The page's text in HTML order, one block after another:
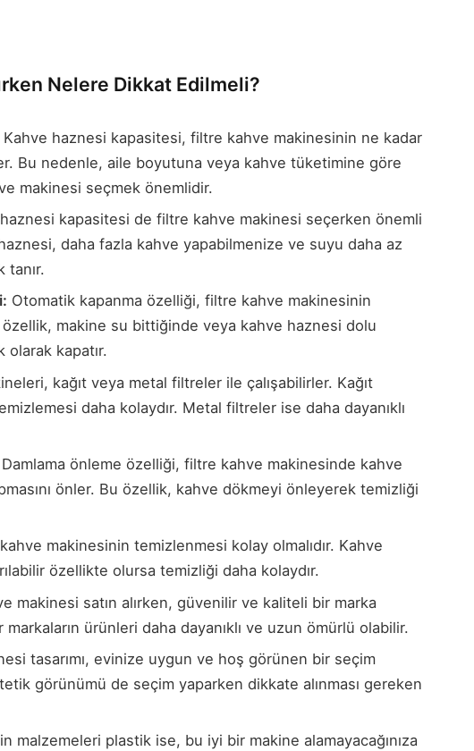
Nelere Dikkat Edilmeli?
Kahve haznesi kapasitesi, filtre kahve makinesinin ne kadar
Bu nedenle, aile boyutuna veya kahve tüketimine göre
makinesi seçmek önemlidir.
kapasitesi de filtre kahve makinesi seçerken önemli
daha fazla kahve yapabilmenize ve suyu daha az
tanır.
Otomatik kapanma özelliği, filtre kahve makinesinin
makine su bittiğinde veya kahve haznesi dolu
kapatır.
kağıt veya metal filtreler ile çalışabilirler. Kağıt
daha kolaydır. Metal filtreler ise daha dayanıklı
Damlama önleme özelliği, filtre kahve makinesinde kahve
önler. Bu özellik, kahve dökmeyi önleyerek temizliği
makinesinin temizlenmesi kolay olmalıdır. Kahve
özellikte olursa temizliği daha kolaydır.
makinesi satın alırken, güvenilir ve kaliteli bir marka
ürünleri daha dayanıklı ve uzun ömürlü olabilir.
tasarımı, evinize uygun ve hoş görünen bir seçim
görünümü de seçim yaparken dikkate alınması gereken
malzemeleri plastik ise, bu iyi bir makine alamayacağınıza